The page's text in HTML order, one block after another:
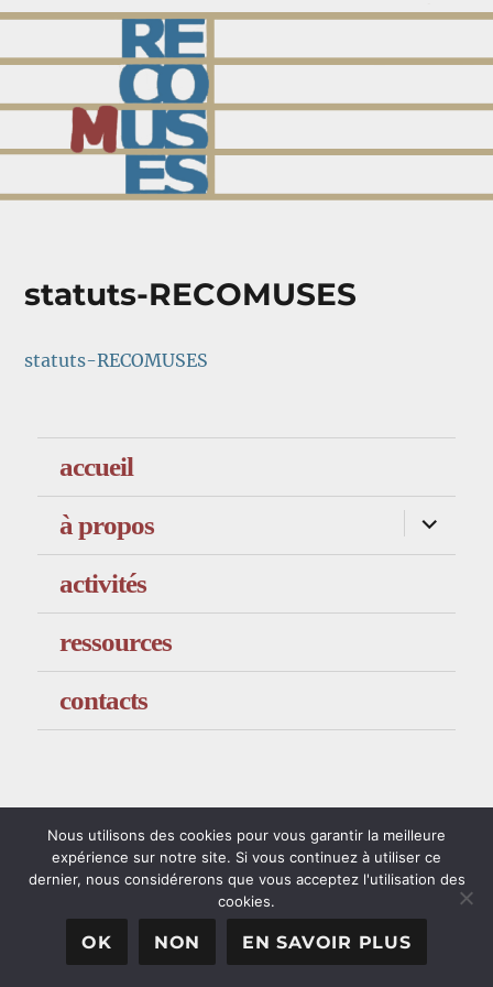
statuts-RECOMUSES
statuts-RECOMUSES
accueil
à propos
ouvrir
le
sous-
activités
ressources
contacts
Nous utilisons des cookies pour vous garantir la meilleure
expérience sur notre site. Si vous continuez à utiliser ce
dernier, nous considérerons que vous acceptez l'utilisation des
cookies.
OK NON EN SAVOIR PLUS